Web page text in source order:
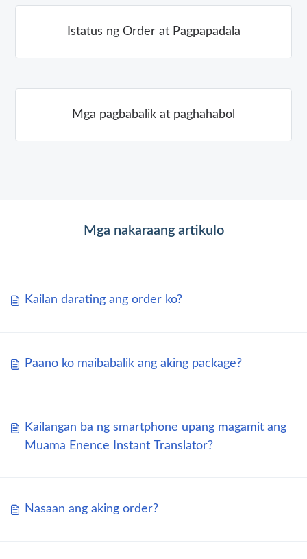
Istatus ng Order at Pagpapadala
Mga pagbabalik at paghahabol
Mga nakaraang artikulo
Kailan darating ang order ko?
Paano ko maibabalik ang aking package?
Kailangan ba ng smartphone upang magamit ang
Muama Enence Instant Translator?
Nasaan ang aking order?